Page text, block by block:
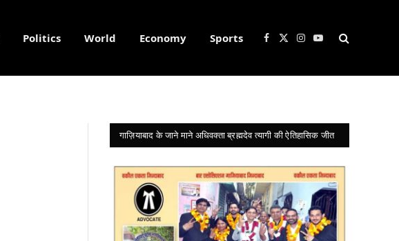
Politics World Economy Sports Facebook
X
Instagram
YouTube
गाज़ियाबाद के जाने माने अधिवक्ता ब्रह्मदेव त्यागी की ऐतिहासिक जीत